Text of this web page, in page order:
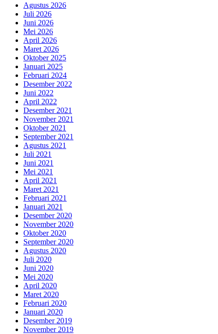
Agustus 2026
Juli 2026
Juni 2026
Mei 2026
April 2026
Maret 2026
Oktober 2025
Januari 2025
Februari 2024
Desember 2022
Juni 2022
April 2022
Desember 2021
November 2021
Oktober 2021
September 2021
Agustus 2021
Juli 2021
Juni 2021
Mei 2021
April 2021
Maret 2021
Februari 2021
Januari 2021
Desember 2020
November 2020
Oktober 2020
September 2020
Agustus 2020
Juli 2020
Juni 2020
Mei 2020
April 2020
Maret 2020
Februari 2020
Januari 2020
Desember 2019
November 2019